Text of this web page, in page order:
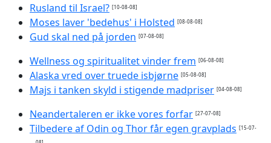
Rusland til Israel? [10-08-08]
Moses laver 'bedehus' i Holsted [08-08-08]
Gud skal ned på jorden [07-08-08]
Wellness og spiritualitet vinder frem [06-08-08]
Alaska vred over truede isbjørne [05-08-08]
Majs i tanken skyld i stigende madpriser [04-08-08]
Neandertaleren er ikke vores forfar [27-07-08]
Tilbedere af Odin og Thor får egen gravplads [15-07-